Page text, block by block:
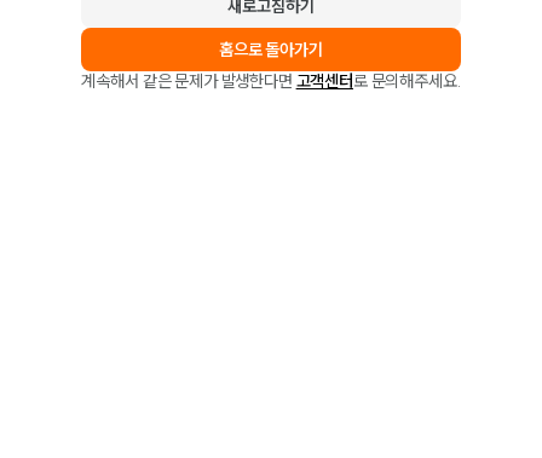
새로고침하기
홈으로 돌아가기
계속해서 같은 문제가 발생한다면 고객센터로 문의해주세요.